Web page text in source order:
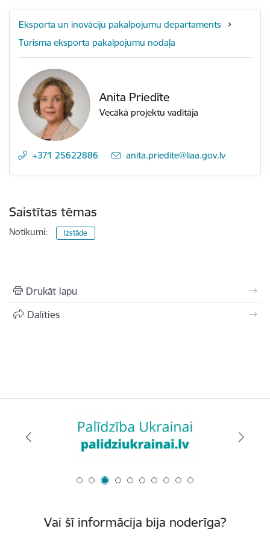
Eksporta un inovāciju pakalpojumu departaments
Tūrisma eksporta pakalpojumu nodaļa
Anita Priedīte
Vecākā projektu vadītāja
+371 25622886 E-pasts:
anita.priedite@liaa.gov.lv
Saistītas tēmas
Notikumi: Izstāde
Drukāt lapu
Dalīties
Vai šī informācija bija noderīga?